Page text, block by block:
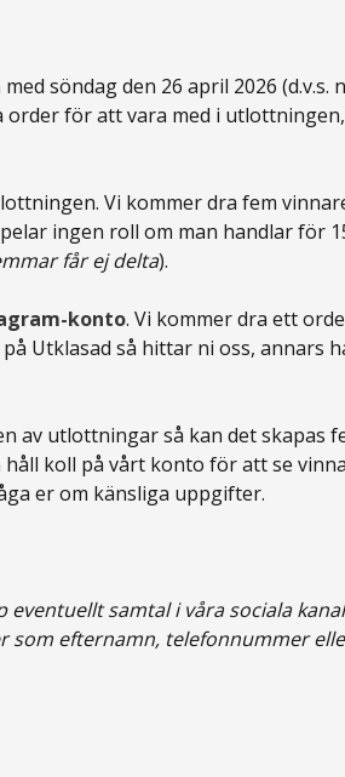
söndag den 26 april 2026 (d.v.s.
order för att vara med i utlottningen,
Vi kommer dra fem
ingen roll om man handlar för
får ej delta).
konto. Vi kommer dra ett
Utklasad så hittar ni oss, annars
av utlottningar så kan det skapas
koll på vårt konto för att se
er om känsliga uppgifter.
samtal i våra sociala
som efternamn, telefonnummer